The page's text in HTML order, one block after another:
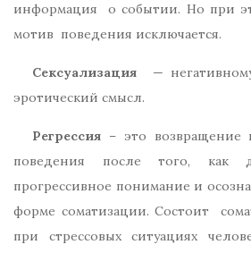
информация о событии. Но при
мотив поведения исключается.
Сексуализация
—
эротический смысл.
Регрессия – это
поведения после того, как
прогрессивное понимание и
форме соматизации. Состоит
при стрессовых ситуациях